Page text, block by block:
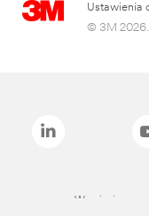
Ustawienia
© 3M 2026.
Wymienione